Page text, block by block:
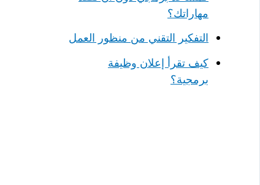
مهاراتك؟
التفكير التقني من منظور العمل
كيف تقرأ إعلان وظيفة
برمجية؟